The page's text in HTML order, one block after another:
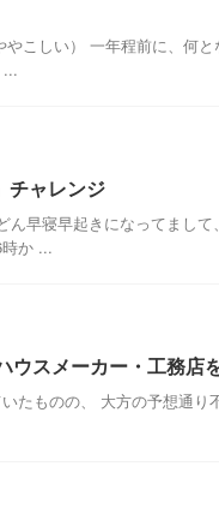
こしい） 一年程前に、何
...
チャレンジ
早寝早起きになってまし
か ...
スメーカー・工務店
ものの、 大方の予想通り